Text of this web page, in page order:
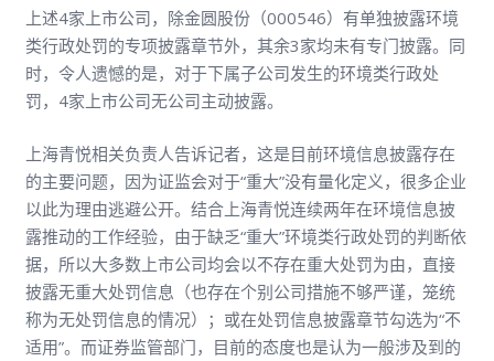
上述4家上市公司，除金圆股份（000546）有单独披露环境
类行政处罚的专项披露章节外，其余3家均未有专门披露。同
时，令人遗憾的是，对于下属子公司发生的环境类行政处
罚，4家上市公司无公司主动披露。
上海青悦相关负责人告诉记者，这是目前环境信息披露存在
的主要问题，因为证监会对于“重大”没有量化定义，很多企业
以此为理由逃避公开。结合上海青悦连续两年在环境信息披
露推动的工作经验，由于缺乏“重大”环境类行政处罚的判断依
据，所以大多数上市公司均会以不存在重大处罚为由，直接
披露无重大处罚信息（也存在个别公司措施不够严谨，笼统
称为无处罚信息的情况）；或在处罚信息披露章节勾选为“不
适用”。而证券监管部门，目前的态度也是认为一般涉及到的